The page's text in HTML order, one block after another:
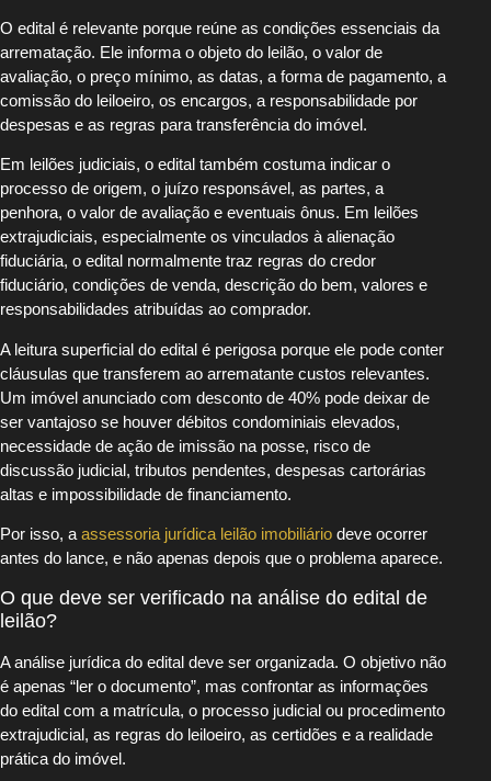
O edital é relevante porque reúne as condições essenciais da
arrematação. Ele informa o objeto do leilão, o valor de
avaliação, o preço mínimo, as datas, a forma de pagamento, a
comissão do leiloeiro, os encargos, a responsabilidade por
despesas e as regras para transferência do imóvel.
Em leilões judiciais, o edital também costuma indicar o
processo de origem, o juízo responsável, as partes, a
penhora, o valor de avaliação e eventuais ônus. Em leilões
extrajudiciais, especialmente os vinculados à alienação
fiduciária, o edital normalmente traz regras do credor
fiduciário, condições de venda, descrição do bem, valores e
responsabilidades atribuídas ao comprador.
A leitura superficial do edital é perigosa porque ele pode conter
cláusulas que transferem ao arrematante custos relevantes.
Um imóvel anunciado com desconto de 40% pode deixar de
ser vantajoso se houver débitos condominiais elevados,
necessidade de ação de imissão na posse, risco de
discussão judicial, tributos pendentes, despesas cartorárias
altas e impossibilidade de financiamento.
Por isso, a assessoria jurídica leilão imobiliário deve ocorrer
antes do lance, e não apenas depois que o problema aparece.
O que deve ser verificado na análise do edital de
leilão?
A análise jurídica do edital deve ser organizada. O objetivo não
é apenas “ler o documento”, mas confrontar as informações
do edital com a matrícula, o processo judicial ou procedimento
extrajudicial, as regras do leiloeiro, as certidões e a realidade
prática do imóvel.